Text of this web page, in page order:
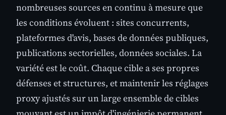
nombreuses sources en continu à mesure que
les conditions évoluent : sites concurrents,
plateformes d'avis, bases de données publiques,
publications sectorielles, données sociales. La
variété est le coût. Chaque cible a ses propres
défenses et structures, et maintenir les réglages
proxy ajustés sur un large ensemble de cibles